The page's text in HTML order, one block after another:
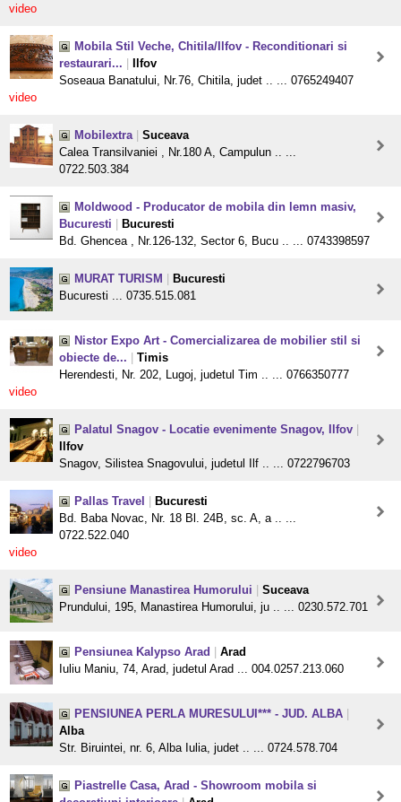
video
Mobila Stil Veche, Chitila/Ilfov - Reconditionari si
restaurari...
Ilfov
Soseaua Banatului, Nr.76, Chitila, judet .. ... 0765249407
video
Mobilextra
Suceava
Calea Transilvaniei , Nr.180 A, Campulun .. ...
0722.503.384
Moldwood - Producator de mobila din lemn masiv,
Bucuresti
Bucuresti
Bd. Ghencea , Nr.126-132, Sector 6, Bucu .. ... 0743398597
MURAT TURISM
Bucuresti
Bucuresti ... 0735.515.081
Nistor Expo Art - Comercializarea de mobilier stil si
obiecte de...
Timis
Herendesti, Nr. 202, Lugoj, judetul Tim .. ... 0766350777
video
Palatul Snagov - Locatie evenimente Snagov, Ilfov
Ilfov
Snagov, Silistea Snagovului, judetul Ilf .. ... 0722796703
Pallas Travel
Bucuresti
Bd. Baba Novac, Nr. 18 Bl. 24B, sc. A, a .. ...
0722.522.040
video
Pensiune Manastirea Humorului
Suceava
Prundului, 195, Manastirea Humorului, ju .. ... 0230.572.701
Pensiunea Kalypso Arad
Arad
Iuliu Maniu, 74, Arad, judetul Arad ... 004.0257.213.060
PENSIUNEA PERLA MURESULUI*** - JUD. ALBA
Alba
Str. Biruintei, nr. 6, Alba Iulia, judet .. ... 0724.578.704
Piastrelle Casa, Arad - Showroom mobila si